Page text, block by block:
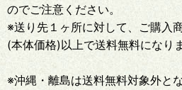
のでご注意ください。
※送り先１ヶ所に対して、ご購入
(本体価格)以上で送料無料になりま
※沖縄・離島は送料無料対象外と